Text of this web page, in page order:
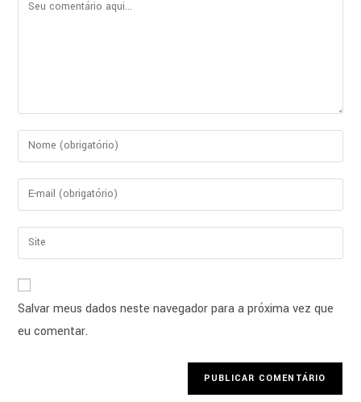
Salvar meus dados neste navegador para a próxima vez que
eu comentar.